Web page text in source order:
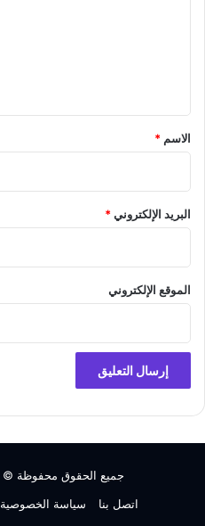
*
الاسم *
البريد الإلكتروني*
الموقع الإلكتروني
جميع الحقوق محفوظة © 2026 |
اتصل بنا
سياسة الخصوصية